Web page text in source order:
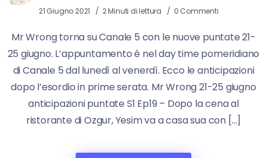
21 Giugno 2021 2 Minuti di lettura 0 Commenti
Mr Wrong torna su Canale 5 con le nuove puntate 21-
25 giugno. L’appuntamento è nel day time pomeridiano
di Canale 5 dal lunedì al venerdì. Ecco le anticipazioni
dopo l’esordio in prime serata. Mr Wrong 21-25 giugno
anticipazioni puntate S1 Ep19 – Dopo la cena al
ristorante di Ozgur, Yesim va a casa sua con […]